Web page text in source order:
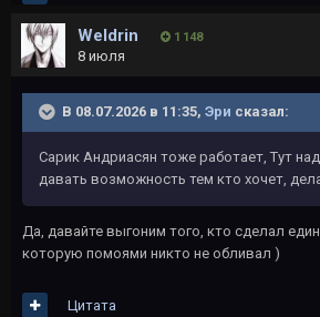
Weldrin 1 148
8 июля
В 08.07.2026 в 11:35, Эри сказал:
Сарик Андриасян тоже работает, Тут
давать возможность тем кто хочет,
Да, давайте выгоним того, кто сделал
которую помоями никто не обливал )
Цитата